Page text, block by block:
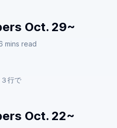
Oct. 29~
mins read
行で
Oct. 22~